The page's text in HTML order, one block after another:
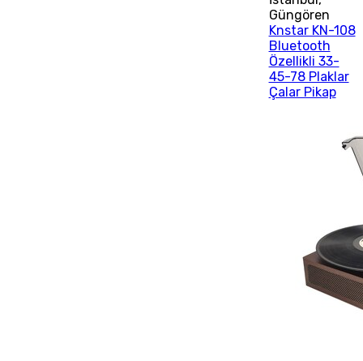
Güngören
Knstar KN-108
Bluetooth
Özellikli 33-
45-78 Plaklar
Çalar Pikap